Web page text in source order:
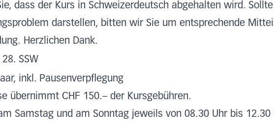
dass der Kurs in Schweizerdeutsch abgehalten wird.
darstellen, bitten wir Sie um entsprechende
Herzlichen Dank.
SSW
inkl. Pausenverpflegung
übernimmt CHF 150.– der Kursgebühren.
Samstag und am Sonntag jeweils von 08.30 Uhr bis 12.30